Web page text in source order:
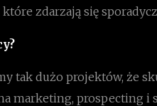
zdarzają się
tak dużo projektów, że
marketing, prospecting i